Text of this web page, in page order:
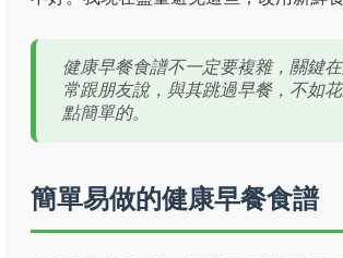
健康早餐食譜不一定要複雜，關鍵
常跟朋友說，與其跳過早餐，不如
點簡單的。
簡單易做的健康早餐食譜